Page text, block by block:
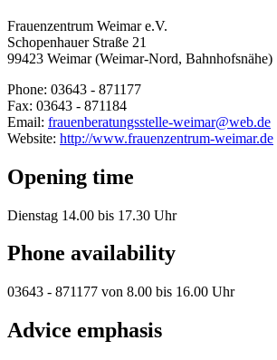
Frauenzentrum Weimar e.V.
Schopenhauer Straße 21
99423 Weimar (Weimar-Nord, Bahnhofsnähe)
Phone: 03643 - 871177
Fax: 03643 - 871184
Email: frauenberatungsstelle-weimar@web.de
Website: http://www.frauenzentrum-weimar.de
Opening time
Dienstag 14.00 bis 17.30 Uhr
Phone availability
03643 - 871177 von 8.00 bis 16.00 Uhr
Advice emphasis